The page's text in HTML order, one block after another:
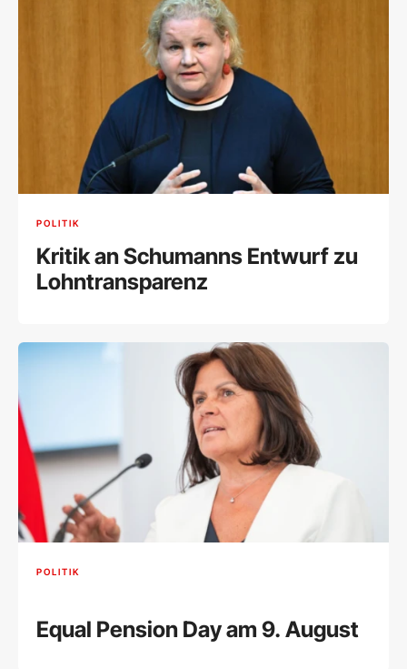
POLITIK
Kritik an Schumanns Entwurf zu
Lohntransparenz
POLITIK
Equal Pension Day am 9. August